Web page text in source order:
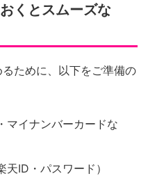
くとスムーズな
ために、以下をご準備の
マイナンバーカードな
天ID・パスワード）